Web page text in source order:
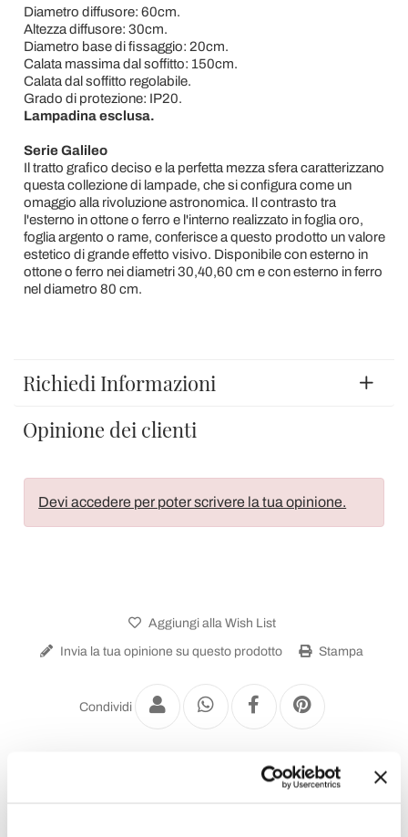
Diametro diffusore: 60cm.
Altezza diffusore: 30cm.
Diametro base di fissaggio: 20cm.
Calata massima dal soffitto: 150cm.
Calata dal soffitto regolabile.
Grado di protezione: IP20.
Lampadina esclusa.
Serie Galileo
Il tratto grafico deciso e la perfetta mezza sfera caratterizzano
questa collezione di lampade, che si configura come un
omaggio alla rivoluzione astronomica. Il contrasto tra
l'esterno in ottone o ferro e l'interno realizzato in foglia oro,
foglia argento o rame, conferisce a questo prodotto un valore
estetico di grande effetto visivo. Disponibile con esterno in
ottone o ferro nei diametri 30,40,60 cm e con esterno in ferro
nel diametro 80 cm.
Richiedi Informazioni
Opinione dei clienti
Devi accedere per poter scrivere la tua opinione.
Aggiungi alla Wish List
Invia la tua opinione su questo prodotto Stampa
Condividi
Lampade a Sospensione Vintage